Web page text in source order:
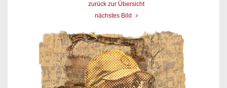
zurück zur Übersicht
nächstes Bild